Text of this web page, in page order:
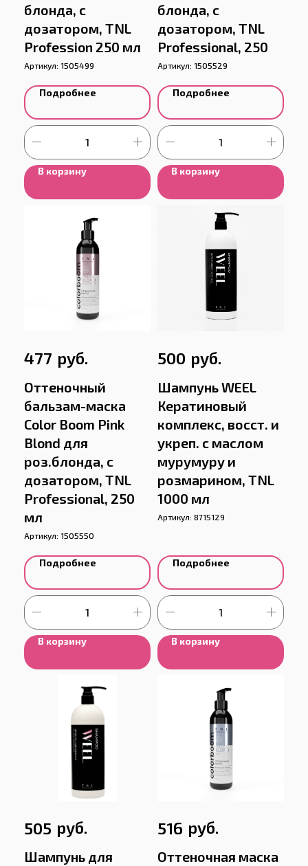
блонда, с
дозатором, TNL
Profession 250 мл
Артикул: 1505499
Подробнее
В корзину
блонда, с
дозатором, TNL
Professional, 250
Артикул: 1505529
Подробнее
В корзину
477 руб.
Оттеночный
бальзам-маска
Color Boom Pink
Blond для
роз.блонда, с
дозатором, TNL
Professional, 250
мл
Артикул: 1505550
Подробнее
В корзину
500 руб.
Шампунь WEEL
Кератиновый
комплекс, восст. и
укреп. с маслом
мурумуру и
розмарином, TNL
1000 мл
Артикул: 8715129
Подробнее
В корзину
505 руб.
Шампунь для
516 руб.
Оттеночная маска